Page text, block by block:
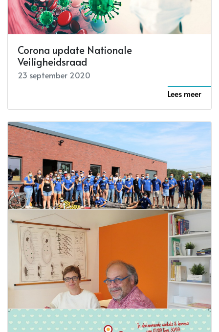
Corona update Nationale
Veiligheidsraad
23 september 2020
Lees meer
Startdag KLJ Lichtervelde
23 september 2020
Lees meer